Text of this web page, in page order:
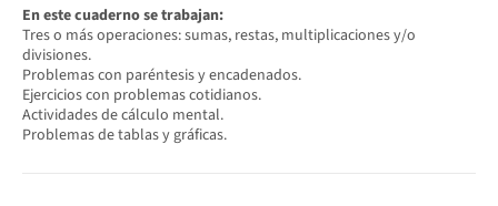
En este cuaderno se trabajan:
Tres o más operaciones: sumas, restas, multiplicaciones y/o
divisiones.
Problemas con paréntesis y encadenados.
Ejercicios con problemas cotidianos.
Actividades de cálculo mental.
Problemas de tablas y gráficas.